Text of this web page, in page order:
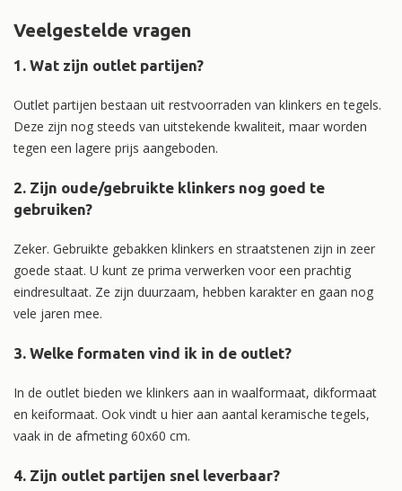
Veelgestelde vragen
1. Wat zijn outlet partijen?
Outlet partijen bestaan uit restvoorraden van klinkers en tegels.
Deze zijn nog steeds van uitstekende kwaliteit, maar worden
tegen een lagere prijs aangeboden.
2. Zijn oude/gebruikte klinkers nog goed te
gebruiken?
Zeker. Gebruikte gebakken klinkers en straatstenen zijn in zeer
goede staat. U kunt ze prima verwerken voor een prachtig
eindresultaat. Ze zijn duurzaam, hebben karakter en gaan nog
vele jaren mee.
3. Welke formaten vind ik in de outlet?
In de outlet bieden we klinkers aan in waalformaat, dikformaat
en keiformaat. Ook vindt u hier aan aantal keramische tegels,
vaak in de afmeting 60x60 cm.
4. Zijn outlet partijen snel leverbaar?